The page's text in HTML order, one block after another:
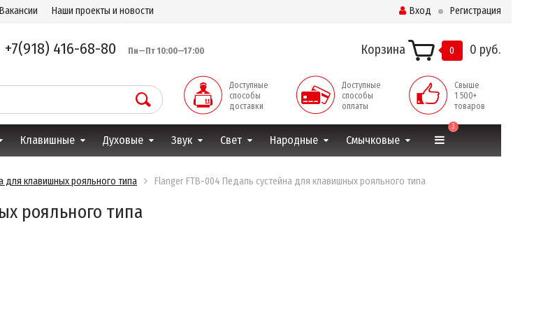
Вакансии Наши проекты и новости Вход Регистрация
+7(918) 416-68-80 Пн—Пт 10:00—17:00 Корзина 0 0 руб.
Доступные
способы
доставки
Доступные
способы
оплаты
Свыше
1 500+
товаров
Клавишные Духовые Звук Свет Народные Смычковые
3
для клавишных рояльного типа Flanger FTB-004 Педаль сустейна для клавишных рояльного типа
рояльного типа